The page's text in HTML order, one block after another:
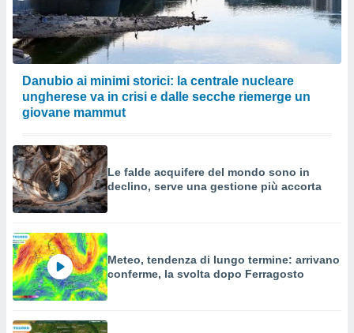
Danubio ai minimi storici: la centrale nucleare
ungherese va in crisi e dalle secche riemerge un
giovane mammut
Le falde acquifere del mondo sono in
declino, serve una gestione più accorta
Meteo, tendenza di lungo termine: arrivano
conferme, la svolta dopo Ferragosto